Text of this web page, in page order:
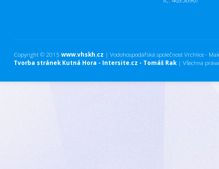
Copyright © 2015 www.vhskh.cz | Vodohospodářská společnost Vrchlice -
Tvorba stránek Kutná Hora - Intersite.cz - Tomáš Rak | Všechna